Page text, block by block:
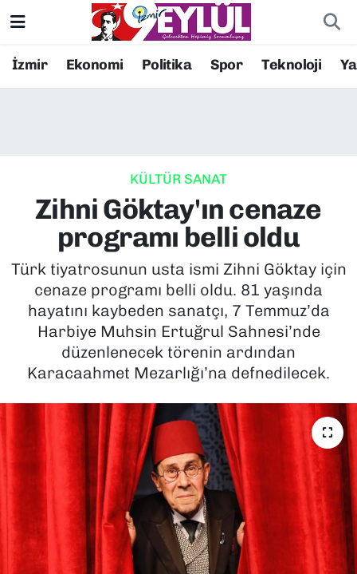
İzmir Ekonomi Politika Spor Teknoloji
KÜLTÜR SANAT
Zihni Göktay'ın cenaze
programı belli oldu
Türk tiyatrosunun usta ismi Zihni Göktay için
cenaze programı belli oldu. 81 yaşında
hayatını kaybeden sanatçı, 7 Temmuz’da
Harbiye Muhsin Ertuğrul Sahnesi’nde
düzenlenecek törenin ardından
Karacaahmet Mezarlığı’na defnedilecek.
Resmi İlanlar
EKONOMİ
KÜLTÜR SANAT
MAGAZİN
POLİTİKA
SPOR
TEKNOLOJİ
YAŞAM
YEREL YÖNETİMLER
Konak Nöbetçi Eczaneler
Süper Lig Puan Durumu ve Fikstür
Tüm Manşetler
Son Dakika Haberleri
Haber Arşivi